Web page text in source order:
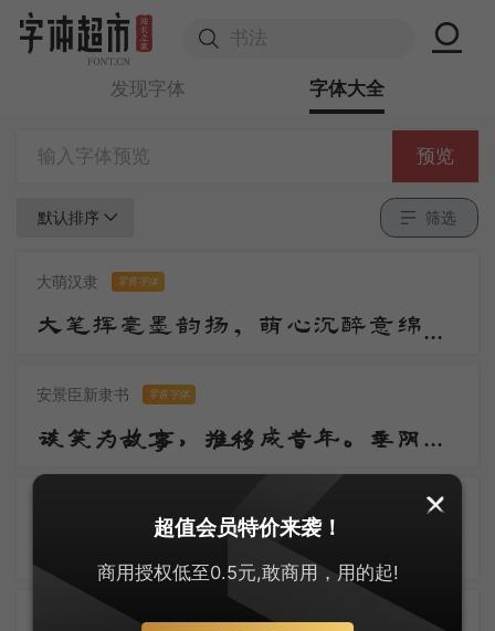
发现字体 字体大全
预览
默认排序 筛选
大萌汉隶 零售字体
安景臣新隶书 零售字体
谈笑为故事，推移成昔年。垂阴当覆地，耸干会参天。好作思人树，惭无惠化传。
超值会员特价来袭！
商用授权低至0.5元,敢商用，用的起!